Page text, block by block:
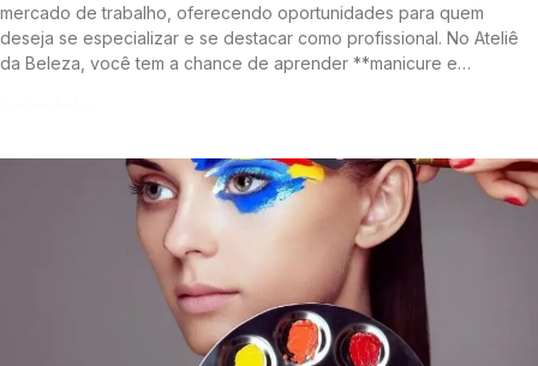
mercado de trabalho, oferecendo oportunidades para quem
deseja se especializar e se destacar como profissional. No Ateliê
da Beleza, você tem a chance de aprender **manicure e…